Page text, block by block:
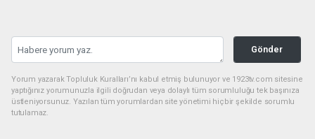
Gönder
Yorum yazarak Topluluk Kuralları’nı kabul etmiş bulunuyor ve 1923tv.com sitesine
yaptığınız yorumunuzla ilgili doğrudan veya dolaylı tüm sorumluluğu tek başınıza
üstleniyorsunuz. Yazılan tüm yorumlardan site yönetimi hiçbir şekilde sorumlu
tutulamaz.